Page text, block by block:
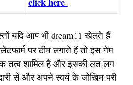
यदि आप भी dream11 खेलते हैं
पर टीम लगाते हैं तो इस गेम
तत्व शामिल है और इसकी लत लग
से और अपने स्वयं के जोखिम परी